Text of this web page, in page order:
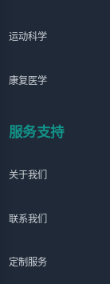
运动科学
康复医学
服务支持
关于我们
联系我们
定制服务